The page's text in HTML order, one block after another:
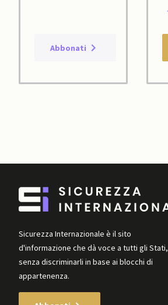
Abbonati
Sicurezza Internazionale è il sito
d'informazione che dà voce a tutti gli Stati,
senza discriminarli in base ai blocchi di
appartenenza.